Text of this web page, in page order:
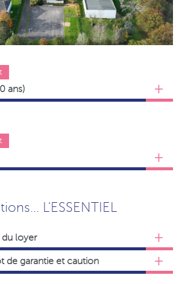
ans)
L'ESSENTIEL
du loyer
de garantie et caution